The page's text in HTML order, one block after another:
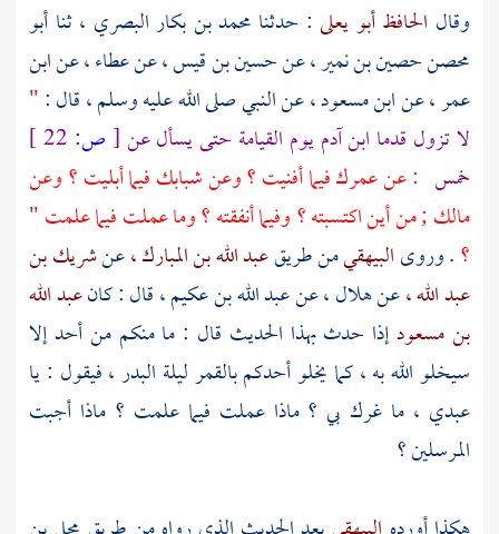
وقال الحافظ أبو يعلى : حدثنا محمد بن بكار البصري ،ثنا أبو
محصن حصين بن نمير ،عنحسين بن قيس ،عنعطاء ،عنابن
عمر ،عنابن مسعود ،عن النبي صلى الله عليه وسلم ، قال :"
لا تزول قدما ابنآدميوم القيامة حتى يسأل عن[ص:
خمس : عن عمرك فيما أفنيت ؟ وعن شبابك فيما أبليت ؟ وعن
مالك ; من أين اكتسبته ؟ وفيما أنفقته ؟ وما عملت فيما علمت "
؟. وروىالبيهقيمن طريقعبد الله بن المبارك ،عنشريك بن
عبد الله ،عنهلال ،عنعبد الله بن عكيم ،قال : كانعبد الله
بن مسعودإذا حدث بهذا الحديث قال : ما منكم من أحد إلا
سيخلو الله به ، كما يخلو أحدكم بالقمر ليلة البدر ، فيقول : يا
عبدي ، ما غرك بي ؟ ماذا عملت فيما علمت ؟ ماذا أجبت
المرسلين ؟